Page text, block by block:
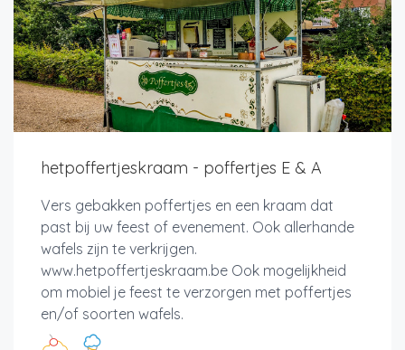
hetpoffertjeskraam - poffertjes E & A
Vers gebakken poffertjes en een kraam dat
past bij uw feest of evenement. Ook allerhande
wafels zijn te verkrijgen.
www.hetpoffertjeskraam.be Ook mogelijkheid
om mobiel je feest te verzorgen met poffertjes
en/of soorten wafels.